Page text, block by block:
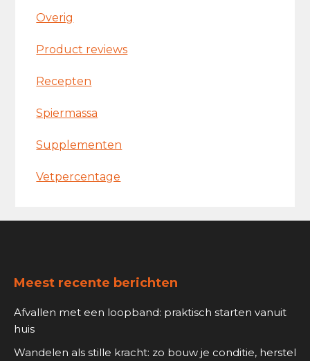
Overig
Product reviews
Recepten
Spiermassa
Supplementen
Vetpercentage
Meest recente berichten
Afvallen met een loopband: praktisch starten vanuit
huis
Wandelen als stille kracht: zo bouw je conditie, herstel